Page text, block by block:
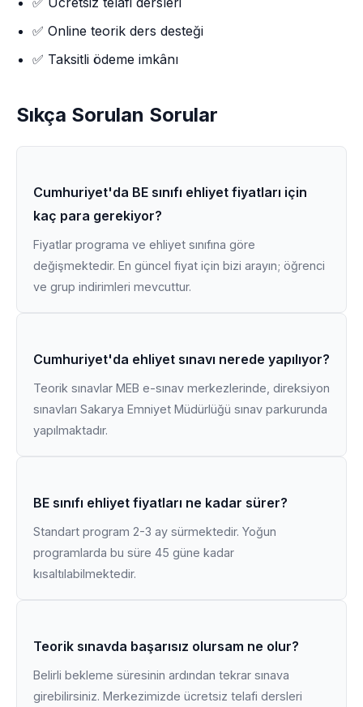
✅ Online teorik ders desteği
✅ Taksitli ödeme imkânı
Sıkça Sorulan Sorular
Cumhuriyet'da BE sınıfı ehliyet fiyatları için
kaç para gerekiyor?
Fiyatlar programa ve ehliyet sınıfına göre
değişmektedir. En güncel fiyat için bizi arayın; öğrenci
ve grup indirimleri mevcuttur.
Cumhuriyet'da ehliyet sınavı nerede yapılıyor?
Teorik sınavlar MEB e-sınav merkezlerinde, direksiyon
sınavları Sakarya Emniyet Müdürlüğü sınav parkurunda
yapılmaktadır.
BE sınıfı ehliyet fiyatları ne kadar sürer?
Standart program 2-3 ay sürmektedir. Yoğun
programlarda bu süre 45 güne kadar
kısaltılabilmektedir.
Teorik sınavda başarısız olursam ne olur?
Belirli bekleme süresinin ardından tekrar sınava
girebilirsiniz. Merkezimizde ücretsiz telafi dersleri